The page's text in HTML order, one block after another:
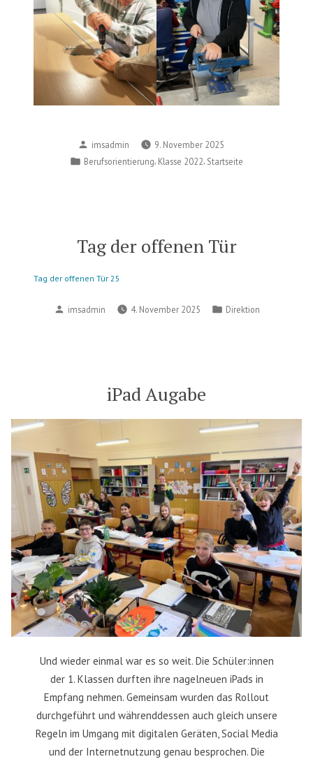
Posted
by
imsadmin
9. November 2025
Posted
Berufsorientierung Klasse 2022 Startseite
Tag der offenen Tür
Tag der offenen Tür 25
Posted
imsadmin 4. November 2025
Posted
Direktion
iPad Augabe
Und wieder einmal war es so weit. Die Schüler:innen
der 1. Klassen durften ihre nagelneuen iPads in
Empfang nehmen. Gemeinsam wurden das Rollout
durchgeführt und währenddessen auch gleich unsere
Regeln im Umgang mit digitalen Geräten, Social Media
und der Internetnutzung genau besprochen. Die